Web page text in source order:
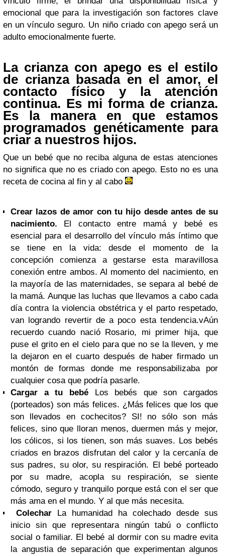
emocional que para la investigación son factores clave
en un vínculo seguro. Un niño criado con apego será un
adulto emocionalmente fuerte.
La crianza con apego es el estilo
de crianza basada en el amor, el
contacto físico y la atención
continua. Es mi forma de crianza.
Es la manera en que estamos
programados genéticamente para
criar a nuestros hijos.
Que un bebé que no reciba alguna de estas atenciones
no significa que no es criado con apego. Esto no es una
receta de cocina al fin y al cabo
Crear lazos de amor con tu hijo desde antes de su
nacimiento.
El contacto entre mamá y bebé es
esencial para el desarrollo del vínculo más íntimo que
se tiene en la vida: desde el momento de la
concepción comienza a gestarse esta maravillosa
conexión entre ambos. Al momento del nacimiento, en
la mayoría de las maternidades, se separa al bebé de
la mamá. Aunque las luchas que llevamos a cabo cada
día contra la violencia obstétrica y el parto respetado,
van logrando revertir de a poco esta tendencia.vAún
recuerdo cuando nació Rosario, mi primer hija, que
puse el grito en el cielo para que no se la lleven, y me
la dejaron en el cuarto después de haber firmado un
montón de formas donde me responsabilizaba por
cualquier cosa que podría pasarle.
Cargar a tu bebé
Los bebés que son cargados
(porteados) son más felices. ¿Más felices que los que
son llevados en cochecitos? SI! no sólo son más
felices, sino que lloran menos, duermen más y mejor,
los cólicos, si los tienen, son más suaves. Los bebés
criados en brazos disfrutan del calor y la cercanía de
sus padres, su olor, su respiración. El bebé porteado
por su madre, acopla su respiración, se siente
cómodo, seguro y tranquilo porque está con el ser que
más ama en el mundo. Y al que más necesita.
Colechar La humanidad ha colechado desde sus
inicio sin que representara ningún tabú o conflicto
social o familiar. El bebé al dormir con su madre evita
la angustia de separación que experimentan algunos